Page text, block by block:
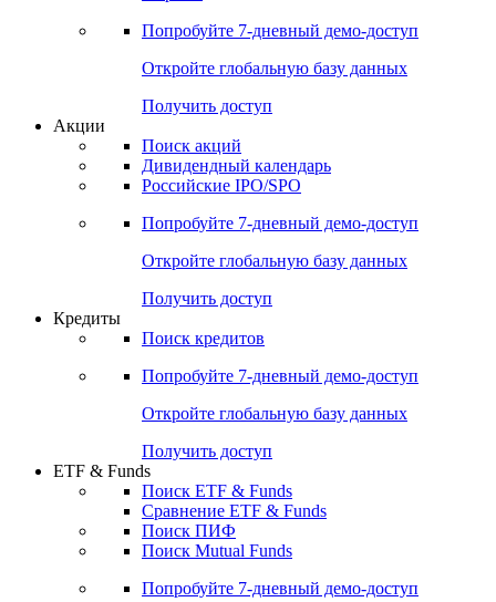
Cbonds Pages
Опросы
Попробуйте7-дневный
Откройте глобальную базу данных
Получить доступ
Поиск акций
Российские IPO/SPO
Попробуйте7-дневный
Откройте глобальную базу данных
Получить доступ
Поиск кредитов
Попробуйте7-дневный
Откройте глобальную базу данных
Получить доступ
ETF & Funds
Сравнение ETF & Funds